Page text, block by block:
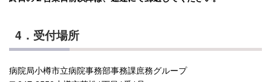
4．受付場所
病院局小樽市立病院事務部事務課庶務グループ